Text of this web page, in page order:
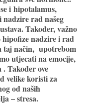
i hipotalamus,
nadzire rad našeg
Također, važno
hipofize nadzire i rad
taj način, upotrebom
utjecati na emocije,
Također ove
velike koristi za
od naših
– stresa.